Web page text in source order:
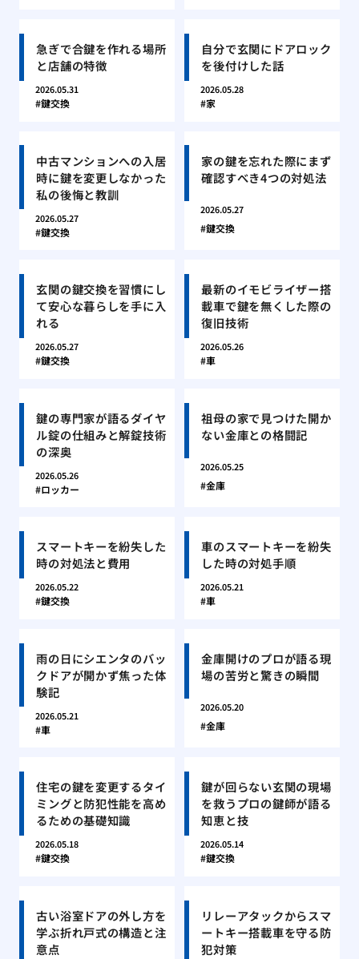
急ぎで合鍵を作れる場所
と店舗の特徴
2026.05.31
鍵交換
自分で玄関にドアロック
を後付けした話
2026.05.28
家
中古マンションへの入居
時に鍵を変更しなかった
私の後悔と教訓
2026.05.27
鍵交換
家の鍵を忘れた際にまず
確認すべき4つの対処法
2026.05.27
鍵交換
玄関の鍵交換を習慣にし
て安心な暮らしを手に入
れる
2026.05.27
鍵交換
最新のイモビライザー搭
載車で鍵を無くした際の
復旧技術
2026.05.26
車
鍵の専門家が語るダイヤ
ル錠の仕組みと解錠技術
の深奥
2026.05.26
ロッカー
祖母の家で見つけた開か
ない金庫との格闘記
2026.05.25
金庫
スマートキーを紛失した
時の対処法と費用
2026.05.22
鍵交換
車のスマートキーを紛失
した時の対処手順
2026.05.21
車
雨の日にシエンタのバッ
クドアが開かず焦った体
験記
2026.05.21
車
金庫開けのプロが語る現
場の苦労と驚きの瞬間
2026.05.20
金庫
住宅の鍵を変更するタイ
ミングと防犯性能を高め
るための基礎知識
2026.05.18
鍵交換
鍵が回らない玄関の現場
を救うプロの鍵師が語る
知恵と技
2026.05.14
鍵交換
古い浴室ドアの外し方を
学ぶ折れ戸式の構造と注
意点
リレーアタックからスマ
ートキー搭載車を守る防
犯対策